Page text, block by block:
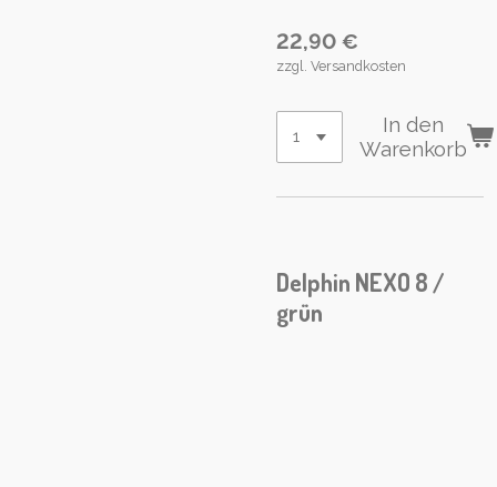
22,90 €
zzgl. Versandkosten
In den
Warenkorb
Delphin NEXO 8 /
grün